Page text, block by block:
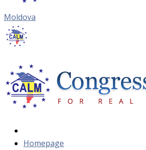
Moldova
Homepage